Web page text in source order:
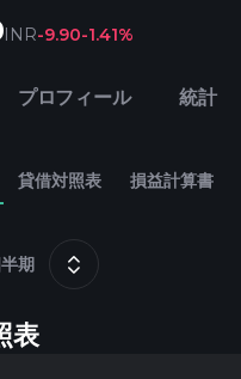
INR-9.90-1.41%
プロフィール 統計
貸借対照表 損益計算書
期
表